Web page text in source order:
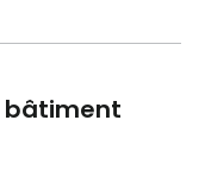
bâtiment